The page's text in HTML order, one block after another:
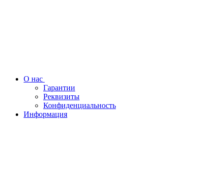
О нас
Гарантии
Реквизиты
Конфиденциальность
Информация